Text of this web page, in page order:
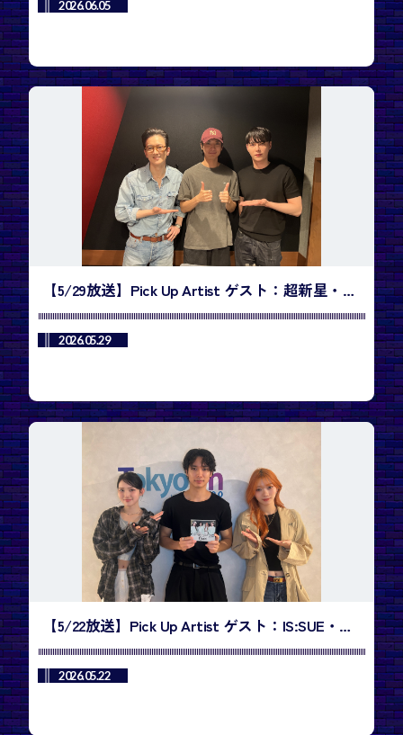
2026.06.05
【5/29放送】Pick Up Artist ゲスト：超新星・
KwangSooさん、JiHyukさん／今週のランキング
1位は、SHOWNU X HYUNGWON「Do You Love
2026.05.29
【5/22放送】Pick Up Artist ゲスト：IS:SUE・
RINOさん、NANOさん／今週のランキング1位
は、BTS「SWIM」
2026.05.22